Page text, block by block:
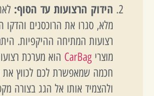
הידוק הרצועות עד הסוף:
מלא, סגרו את הרוכסנים והדקו
רצועות המתיחה ההיקפיות.
מוצרי CarBag הוא מערכת
חכמה שמאפשרת לכם לכווץ את
ולהצמיד אותו אל הגג בצורה